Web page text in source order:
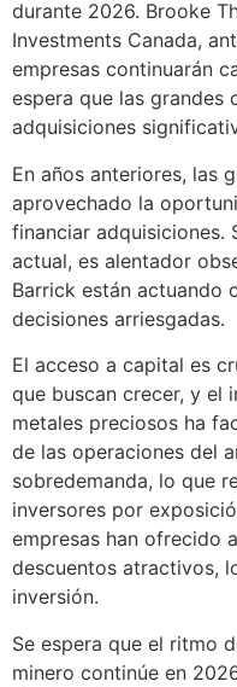
durante 2026. Brooke
Investments Canada,
empresas continuarán
espera que las grandes
adquisiciones
En años anteriores, las
aprovechado la
financiar adquisiciones.
actual, es alentador
Barrick están actuando
decisiones arriesgadas.
El acceso a capital es
que buscan crecer, y el
metales preciosos ha
de las operaciones del
sobredemanda, lo que
inversores por
empresas han ofrecido
descuentos atractivos,
inversión.
Se espera que el ritmo
minero continúe en